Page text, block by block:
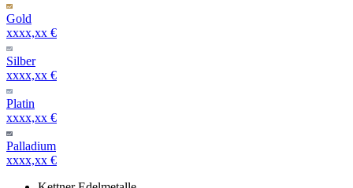
Gold
xxxx,xx €
Silber
xxxx,xx €
Platin
xxxx,xx €
Palladium
xxxx,xx €